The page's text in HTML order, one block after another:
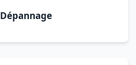
Dépannage